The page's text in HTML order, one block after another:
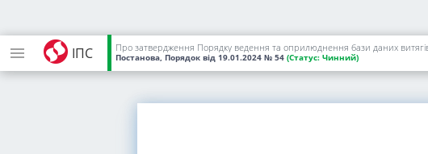
ІПС Про затвердження Порядку ведення та оприлюднення бази даних витягів із
Постанова, Порядок від 19.01.2024 № 54 (Статус: Чинний)